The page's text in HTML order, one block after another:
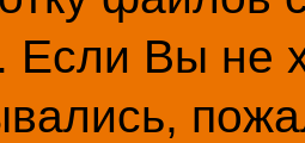
Если Вы не